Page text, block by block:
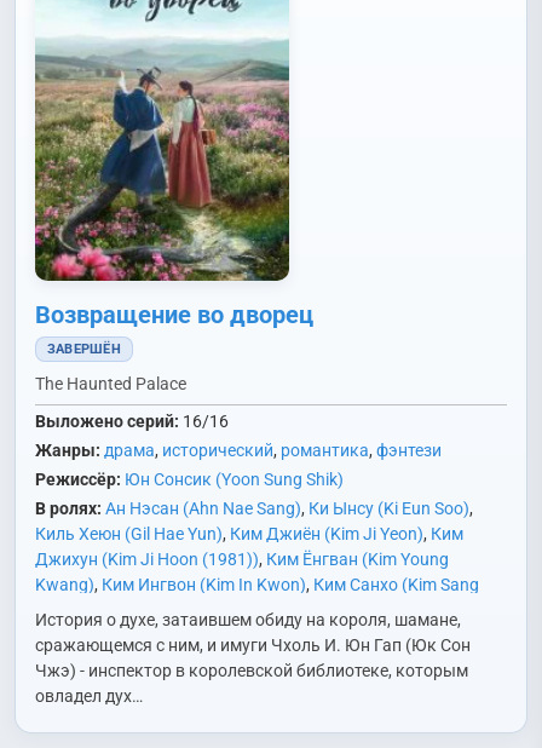
Возвращение во дворец
ЗАВЕРШЁН
The Haunted Palace
Выложено серий: 16/16
Жанры: драма, исторический, романтика,фэнтези
Режиссёр: Юн Сонсик (Yoon Sung Shik)
В ролях: Ан Нэсан (Ahn Nae Sang), Ки Ынсу (Ki Eun Soo),
Киль Хеюн (Gil Hae Yun), Ким Джиён (Kim Ji Yeon), Ким
Джихун (Kim Ji Hoon (1981)), Ким Ёнгван (Kim Young
Kwang), Ким Ингвон (Kim In Kwon), Ким Санхо (Kim Sang
Ho)
Ким Сонбин (Kim Sun Bin),
Hyung)
Пак Джэджун (Park Jae Joon) Син Сыльги (Shin
Seul Ki)
Сон Бёнхо (Son Byung Ho), Сон Джиу (Song Ji Woo)
Хан Мин (Han Min)
Хан Соын (Han So Eun)
Хан Суён (Han
,
(Cha Chung Hwa),Чхон Ходжин (Cheon Ho Jin),Юк Сонджэ
История о духе, затаившем обиду на короля, шамане,
сражающемся с ним, и имуги Чхоль И. Юн Гап (Юк Сон
Чжэ) - инспектор в королевской библиотеке, которым
овладел дух…